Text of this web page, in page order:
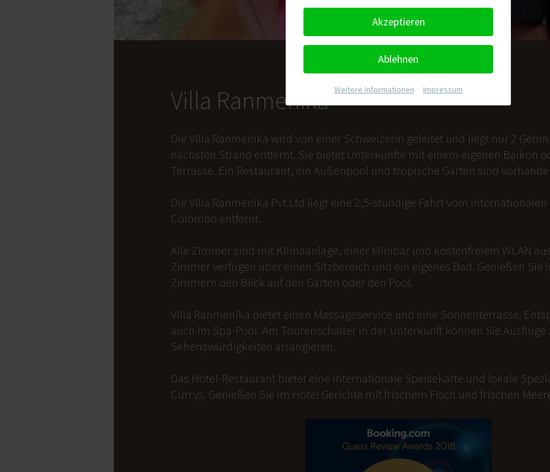
Villa Ranmenika
Die Villa Ranmenika wird von einer Schweizerin geleitet und liegt nur 2
nächsten Strand entfernt. Sie bietet Unterkünfte mit einem eigenen Balkon
Terrasse. Ein Restaurant, ein Außenpool und tropische Gärten sind
Die Villa Ranmenika Pvt.Ltd liegt eine 2,5-stündige Fahrt vom internationalen
Colombo entfernt.
Alle Zimmer sind mit Klimaanlage, einer Minibar und kostenfreiem WLAN
Zimmer verfügen über einen Sitzbereich und ein eigenes Bad. Genießen Sie
Zimmern den Blick auf den Garten oder den Pool.
Villa Ranmenika bietet einen Massageservice und eine Sonnenterrasse.
auch im Spa-Pool. Am Tourenschalter in der Unterkunft können Sie Ausflüge
Sehenswürdigkeiten arrangieren.
Das Hotel-Restaurant bietet eine internationale Speisekarte und lokale
Currys. Genießen Sie im Hotel Gerichte mit frischem Fisch und frischen
Akzeptieren
Ablehnen
Weitere Informationen Impressum